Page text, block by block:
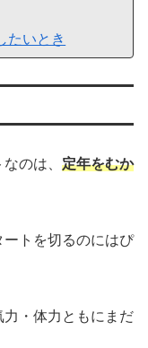
たいとき
のは、 定年をむか
トを切るのにはぴ
・体力ともにまだ